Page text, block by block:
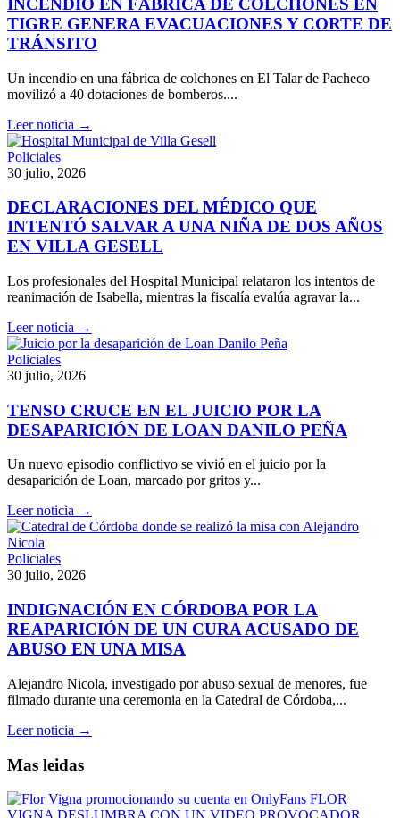
INCENDIO EN FÁBRICA DE COLCHONES EN
TIGRE GENERA EVACUACIONES Y CORTE DE
TRÁNSITO
Un incendio en una fábrica de colchones en El Talar de Pacheco
movilizó a 40 dotaciones de bomberos....
Leer noticia →
Policiales
30 julio, 2026
DECLARACIONES DEL MÉDICO QUE
INTENTÓ SALVAR A UNA NIÑA DE DOS AÑOS
EN VILLA GESELL
Los profesionales del Hospital Municipal relataron los intentos de
reanimación de Isabella, mientras la fiscalía evalúa agravar la...
Leer noticia →
Policiales
30 julio, 2026
TENSO CRUCE EN EL JUICIO POR LA
DESAPARICIÓN DE LOAN DANILO PEÑA
Un nuevo episodio conflictivo se vivió en el juicio por la
desaparición de Loan, marcado por gritos y...
Leer noticia →
Policiales
30 julio, 2026
INDIGNACIÓN EN CÓRDOBA POR LA
REAPARICIÓN DE UN CURA ACUSADO DE
ABUSO EN UNA MISA
Alejandro Nicola, investigado por abuso sexual de menores, fue
filmado durante una ceremonia en la Catedral de Córdoba,...
Leer noticia →
Mas leidas
FLOR